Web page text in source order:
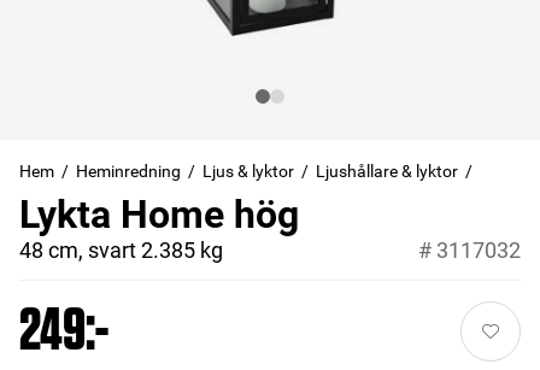
Hem Heminredning Ljus & lyktor Ljushållare & lyktor
Lykta Home hög
48 cm, svart 2.385 kg # 3117032
249:-